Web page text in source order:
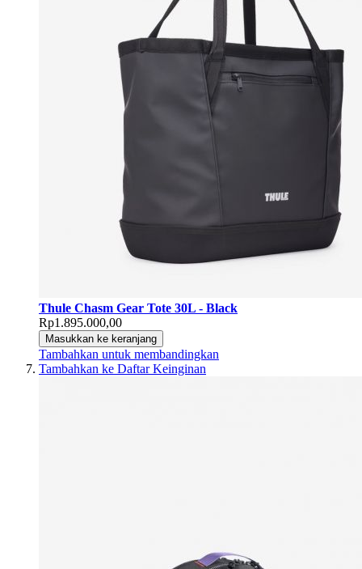
Thule Chasm Gear Tote 30L - Black
Rp1.895.000,00
Masukkan ke keranjang
Tambahkan untuk membandingkan
Tambahkan ke Daftar Keinginan